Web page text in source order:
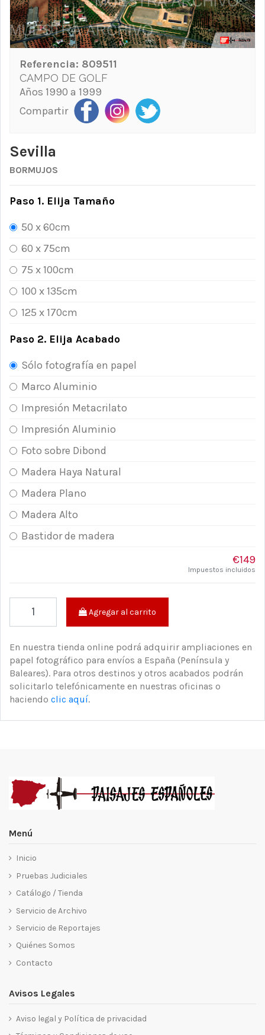
Referencia: 809511
CAMPO DE GOLF
Años 1990 a 1999
Compartir
Sevilla
BORMUJOS
Paso 1. Elija Tamaño
50 x 60cm
60 x 75cm
75 x 100cm
100 x 135cm
125 x 170cm
Paso 2. Elija Acabado
Sólo fotografía en papel
Marco Aluminio
Impresión Metacrilato
Impresión Aluminio
Foto sobre Dibond
Madera Haya Natural
Madera Plano
Madera Alto
Bastidor de madera
€149
Impuestos incluidos
Agregar al carrito
En nuestra tienda online podrá adquirir ampliaciones en
papel fotográfico para envíos a España (Península y
Baleares). Para otros destinos y otros acabados podrán
solicitarlo telefónicamente en nuestras oficinas o
haciendo clic aquí.
Menú
Inicio
Pruebas Judiciales
Catálogo / Tienda
Servicio de Archivo
Servicio de Reportajes
Quiénes Somos
Contacto
Avisos Legales
Aviso legal y Política de privacidad